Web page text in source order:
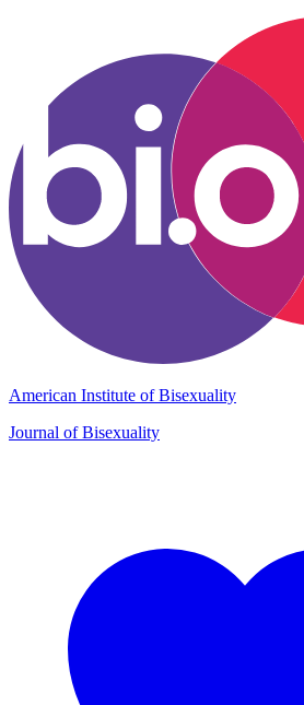
American Institute of Bisexuality
Journal of Bisexuality